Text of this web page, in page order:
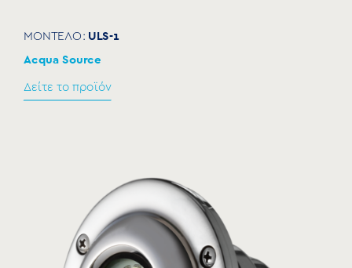
ΜΟΝΤΕΛΟ: ULS-1
Acqua Source
Δείτε το προϊόν